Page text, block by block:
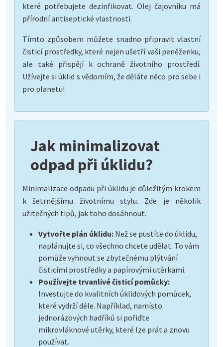
které potřebujete dezinfikovat. Olej čajovníku má
přírodní antiseptické vlastnosti.
Tímto způsobem můžete snadno připravit vlastní
čisticí prostředky, které nejen ušetří vaši peněženku,
ale také přispějí k ochraně životního prostředí.
Užívejte si úklid s vědomím, že děláte něco pro sebe i
pro planetu!
Jak minimalizovat
odpad při úklidu?
Minimalizace odpadu při úklidu je důležitým krokem
k šetrnějšímu životnímu stylu. Zde je několik
užitečných tipů, jak toho dosáhnout.
Vytvořte plán úklidu: Než se pustíte do úklidu,
naplánujte si, co všechno chcete udělat. To vám
pomůže vyhnout se zbytečnému plýtvání
čisticími prostředky a papírovými utěrkami.
Používejte trvanlivé čisticí pomůcky:
Investujte do kvalitních úklidových pomůcek,
které vydrží déle. Například, namísto
jednorázových hadříků si pořiďte
mikrovláknové utěrky, které lze prát a znovu
používat.